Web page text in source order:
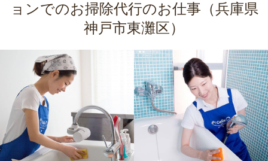
ョンでのお掃除代行のお仕事（兵庫県
神戸市東灘区）